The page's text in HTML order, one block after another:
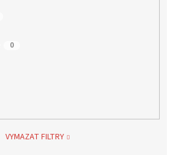
0
VYMAZAT FILTRY